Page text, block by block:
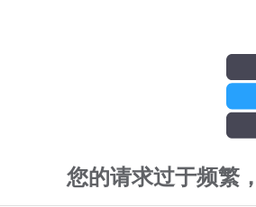
您的请求过于频繁